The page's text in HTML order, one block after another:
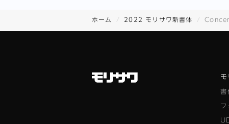
ホーム 2022 モリサワ新書体
モ
書
フ